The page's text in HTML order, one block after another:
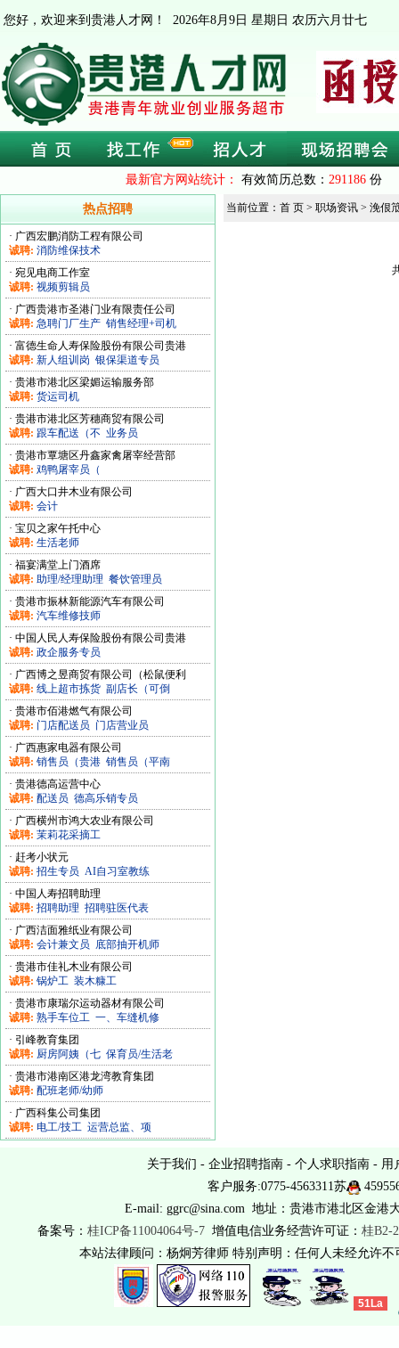
您好，欢迎来到贵港人才网！ 2026年8月9日 星期日 农历六月廿七
最新官方网站统计： 有效简历总数： 291186 份
热点招聘
· 广西宏鹏消防工程有限公司
诚聘: 消防维保技术
· 宛见电商工作室
诚聘: 视频剪辑员
· 广西贵港市圣港门业有限责任公司
诚聘: 急聘门厂生产 销售经理+司机
· 富德生命人寿保险股份有限公司贵港
诚聘: 新人组训岗 银保渠道专员
· 贵港市港北区梁媚运输服务部
诚聘: 货运司机
· 贵港市港北区芳穗商贸有限公司
诚聘: 跟车配送（不 业务员
· 贵港市覃塘区丹鑫家禽屠宰经营部
诚聘: 鸡鸭屠宰员（
· 广西大口井木业有限公司
诚聘: 会计
· 宝贝之家午托中心
诚聘: 生活老师
· 福宴满堂上门酒席
诚聘: 助理/经理助理 餐饮管理员
· 贵港市振林新能源汽车有限公司
诚聘: 汽车维修技师
· 中国人民人寿保险股份有限公司贵港
诚聘: 政企服务专员
· 广西博之昱商贸有限公司（松鼠便利
诚聘: 线上超市拣货 副店长（可倒
· 贵港市佰港燃气有限公司
诚聘: 门店配送员 门店营业员
· 广西惠家电器有限公司
诚聘: 销售员（贵港 销售员（平南
· 贵港德高运营中心
诚聘: 配送员 德高乐销专员
· 广西横州市鸿大农业有限公司
诚聘: 茉莉花采摘工
· 赶考小状元
诚聘: 招生专员 AI自习室教练
· 中国人寿招聘助理
诚聘: 招聘助理 招聘驻医代表
· 广西洁面雅纸业有限公司
诚聘: 会计兼文员 底部抽开机师
· 贵港市佳礼木业有限公司
诚聘: 锅炉工 装木糠工
· 贵港市康瑞尔运动器材有限公司
诚聘: 熟手车位工 一、车缝机修
· 引峰教育集团
诚聘: 厨房阿姨（七 保育员/生活老
· 贵港市港南区港龙湾教育集团
诚聘: 配班老师/幼师
· 广西科集公司集团
诚聘: 电工/技工 运营总监、项
当前位置：首 页 > 职场资讯 > 浼佷
关于我们 - 企业招聘指南 - 个人求职指南 - 用
客户服务:0775-4563311苏
E-mail: ggrc@sina.com 地址：贵港市港北区金港
备案号： 桂ICP备11004064号-7增值电信业务经营许可证： 桂B2-
本站法律顾问：杨炯芳律师 特别声明：任何人未经允许
51La